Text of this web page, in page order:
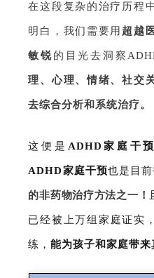
在这段复杂的治疗历程
明白，我们需要用 超越
敏锐的目光去洞察
理、心理、情绪、社交
去综合分析和系统治疗。
这便是 ADHD 家庭干预
ADHD家庭干预也是目
的非药物治疗方法之一！
已经被上万组家庭证实
练，能为孩子和家庭带来